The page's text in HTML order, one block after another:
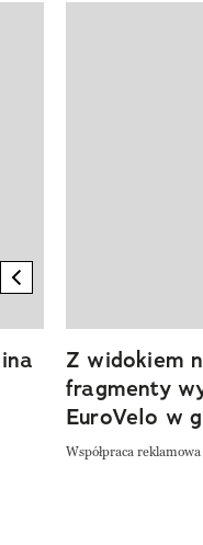
previous element
Z widokiem
fragmenty
EuroVelo w
Współpraca reklamowa